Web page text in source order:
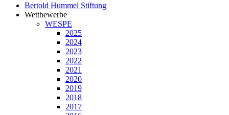
Bertold Hummel Stiftung
Wettbewerbe
WESPE
2025
2024
2023
2022
2021
2020
2019
2018
2017